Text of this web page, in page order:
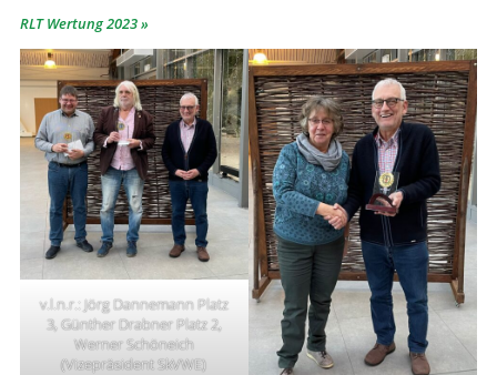
RLT Wertung 2023
v.l.n.r.: Jörg Dannemann Platz
3, Günther Drabner Platz 2,
Werner Schöneich
(Vizepräsident SkVWE)